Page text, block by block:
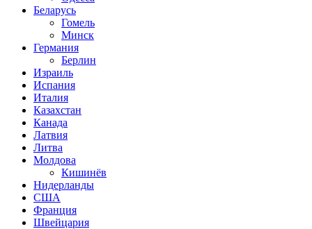
Беларусь
Гомель
Минск
Германия
Берлин
Израиль
Испания
Италия
Казахстан
Канада
Латвия
Литва
Молдова
Кишинёв
Нидерланды
США
Франция
Швейцария